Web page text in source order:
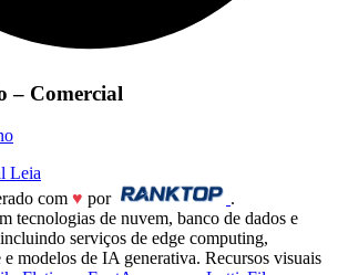
– Comercial
com ♥ por
.
tecnologias de nuvem, banco de dados e
serviços de edge computing,
modelos de IA generativa. Recursos visuais